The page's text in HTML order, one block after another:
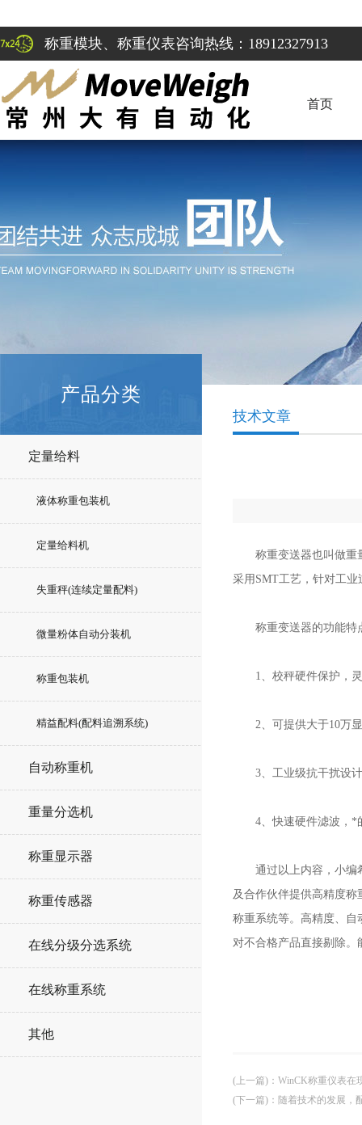
称重模块、称重仪表咨询热线：18912327913
首页
产品分类
定量给料
液体称重包装机
定量给料机
失重秤(连续定量配料)
微量粉体自动分装机
称重包装机
精益配料(配料追溯系统)
自动称重机
重量分选机
称重显示器
称重传感器
在线分级分选系统
在线称重系统
其他
技术文章
称重变送器也叫做重量
采用SMT工艺，针对工
称重变送器的功能特
1、校秤硬件保护，灵
2、可提供大于10万显
3、工业级抗干扰设
4、快速硬件滤波，*
通过以上内容，小编希
及合作伙伴提供高精度
称重系统等。高精度、
对不合格产品直接剔除。
(上一篇) ： WinCK称重仪表在
(下一篇) ： 随着技术的发展，